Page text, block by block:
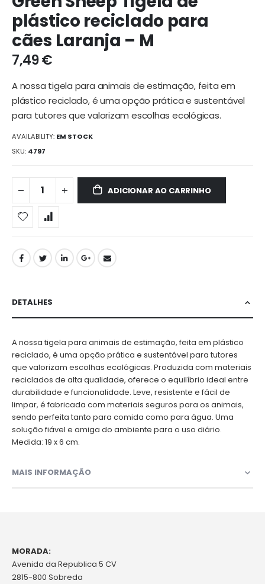
o
início
da
galeria
de
plástico reciclado para
cães Laranja – M
7,49 €
A nossa tigela para animais de estimação, feita em
plástico reciclado, é uma opção prática e sustentável
para tutores que valorizam escolhas ecológicas.
AVAILABILITY: EM STOCK
SKU 4797
ADICIONAR AO CARRINHO
DETALHES
A nossa tigela para animais de estimação, feita em plástico
reciclado, é uma opção prática e sustentável para tutores
que valorizam escolhas ecológicas. Produzida com materiais
reciclados de alta qualidade, oferece o equilíbrio ideal entre
durabilidade e funcionalidade. Leve, resistente e fácil de
limpar, é fabricada com materiais seguros para os animais,
sendo perfeita tanto para comida como para água. Uma
solução fiável e amiga do ambiente para o uso diário.
Medida: 19 x 6 cm.
MAIS INFORMAÇÃO
MORADA:
Avenida da Republica 5 CV
2815-800 Sobreda